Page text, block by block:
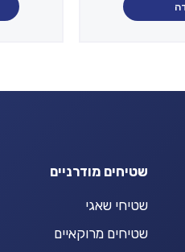
שטיחים מודרניים
שטיחי שאגי
שטיחים מרוקאיים